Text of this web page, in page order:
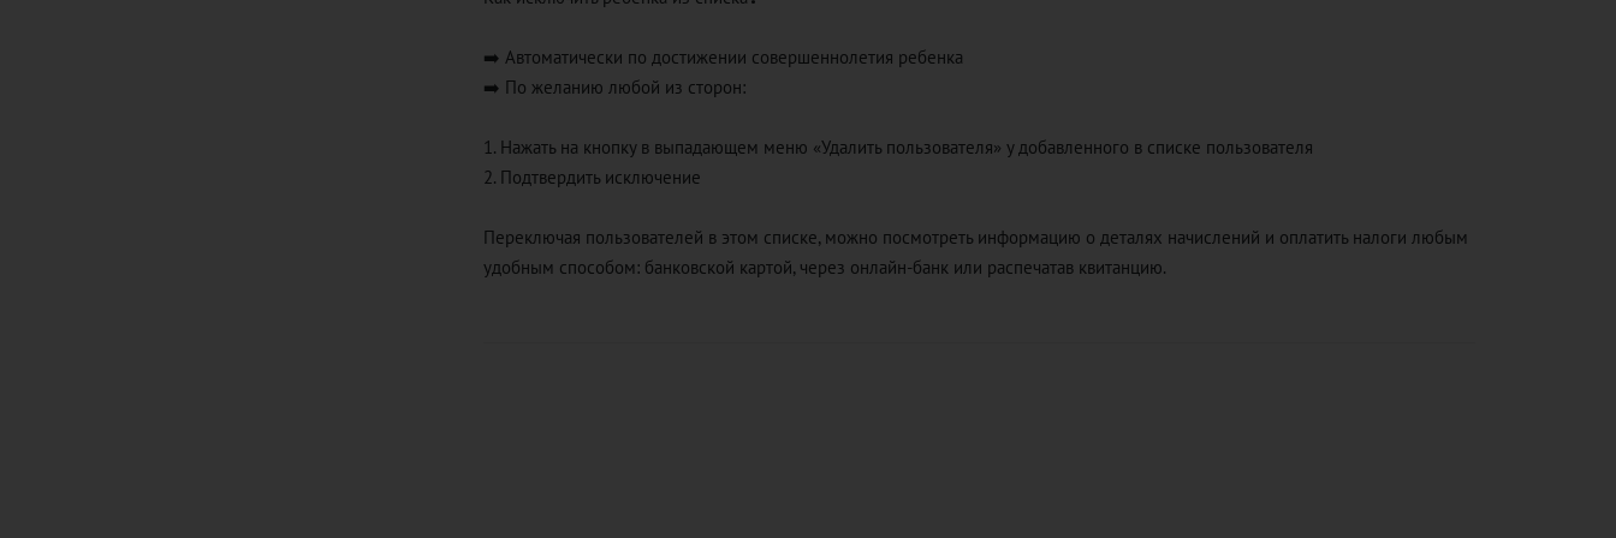
➡️ Автоматически по достижении совершеннолетия ребенка
➡️ По желанию любой из сторон:
1. Нажать на кнопку в выпадающем меню «Удалить пользователя» у добавленного в списке пользователя
2. Подтвердить исключение
Переключая пользователей в этом списке, можно посмотреть информацию о деталях начислений и оплатить налоги любым
удобным способом: банковской картой, через онлайн-банк или распечатав квитанцию.